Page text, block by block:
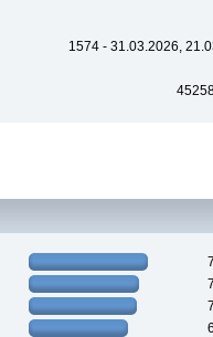
1574 - 31.03.2026,